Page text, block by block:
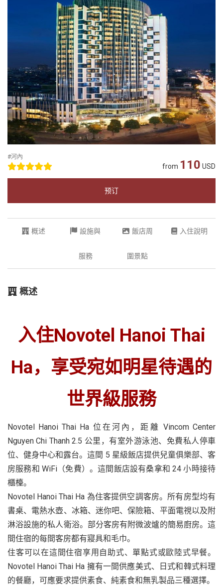
#河內
from 110 USD
预订
概述 設施與
服務
飯店周
圍景點
入住說明
概述
入住Novotel Hanoi Thai
Ha，享受宛如明星待遇的
世界級服務
Novotel Hanoi Thai Ha 位在河內，距離 Vincom Center
Nguyen Chi Thanh 2.5 公里，有室外游泳池、免費私人停車
位、健身中心和露台。這間 5 星級飯店提供兒童俱樂部、客
房服務和 WiFi（免費）。這間飯店設有桑拿和 24 小時接待
櫃檯。
Novotel Hanoi Thai Ha 為住客提供空調客房。所有房型均有
書桌、電熱水壺、冰箱、迷你吧、保險箱、平面電視以及附
淋浴設施的私人衛浴。部分客房有附微波爐的簡易廚房。這
間住宿的每間客房都有寢具和毛巾。
住客可以在這間住宿享用自助式、單點式或歐陸式早餐。
Novotel Hanoi Thai Ha 擁有一間供應美式、日式和韓式料理
的餐廳，可應要求提供素食、純素食和無乳製品三種選擇。